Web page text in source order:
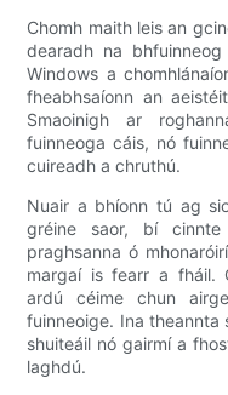
Chomh maith leis an
dearadh na
Windows a
fheabhsaíonn an
Smaoinigh ar
fuinneoga cáis, nó
cuireadh a chruthú.
Nuair a bhíonn tú ag
gréine saor, bí
praghsanna ó
margaí is fearr a fháil.
ardú céime chun
fuinneoige. Ina theannta
shuiteáil nó gairmí a
laghdú.